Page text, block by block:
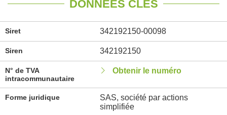
DONNÉES CLÉS
Siret 342192150-00098
Siren 342192150
N° de TVA
intracommunautaire
Obtenir le numéro
Forme juridique
SAS, société par actions
simplifiée